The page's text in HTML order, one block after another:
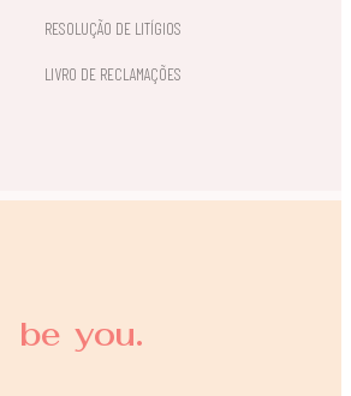
RESOLUÇÃO DE LITÍGIOS
LIVRO DE RECLAMAÇÕES
be you.